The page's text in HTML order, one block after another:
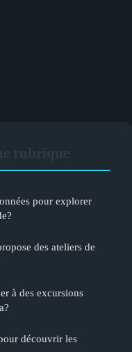
pour explorer
des ateliers de
à des excursions
découvrir les